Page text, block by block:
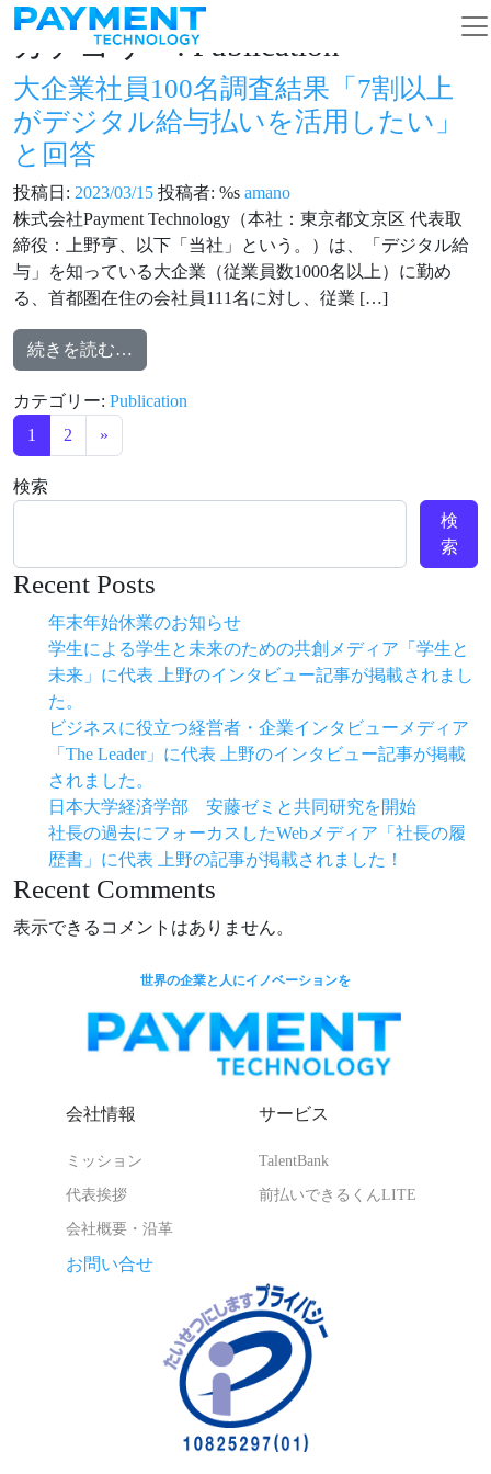
コンテンツへスキップ
メインナビゲーション
カテゴリー:Publication
⼤企業社員100名調査結果「7割以上
がデジタル給与払いを活⽤したい」
と回答
投稿日: 2023/03/15 投稿者: %s amano
株式会社Payment Technology（本社：東京都⽂京区 代表取
締役：上野亨、以下「当社」という。）は、「デジタル給
与」を知っている⼤企業（従業員数1000名以上）に勤め
る、⾸都圏在住の会社員111名に対し、従業 […]
続きを読む…
カテゴリー: Publication
投稿ナビゲーション
1 2 »
検索
検
索
Recent Posts
年末年始休業のお知らせ
学生による学生と未来のための共創メディア「学生と
未来」に代表 上野のインタビュー記事が掲載されまし
た。
ビジネスに役立つ経営者・企業インタビューメディア
「The Leader」に代表 上野のインタビュー記事が掲載
されました。
日本大学経済学部 安藤ゼミと共同研究を開始
社長の過去にフォーカスしたWebメディア「社長の履
歴書」に代表 上野の記事が掲載されました！
Recent Comments
表示できるコメントはありません。
世界の企業と人にイノベーションを
会社情報
ミッション
代表挨拶
会社概要・沿革
サービス
TalentBank
前払いできるくんLITE
お問い合せ